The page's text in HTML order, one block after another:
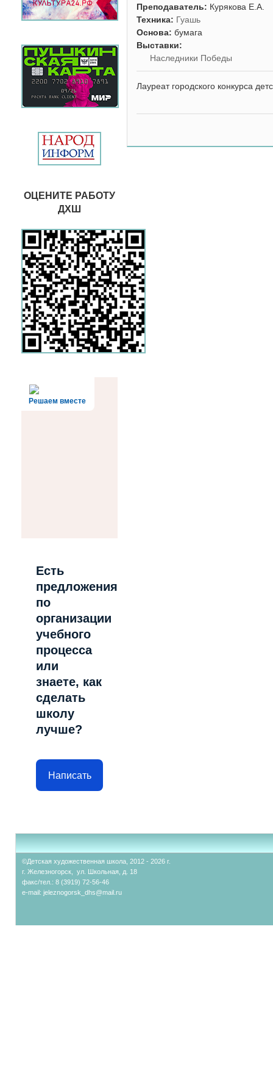
ОЦЕНИТЕ РАБОТУ
ДХШ
Решаем вместе
Есть
предложения
по
организации
учебного
процесса
или
знаете, как
сделать
школу
лучше?
Написать
Преподаватель: Курякова Е.А.
Техника: Гуашь
Основа:бумага
Выставки:
Наследники Победы
Лауреат городского конкурса
©Детская художественная школа, 2012 - 2026 г.
г. Железногорск, ул. Школьная, д. 18
факс/тел.: 8 (3919) 72-56-46
e-mail: jeleznogorsk_dhs@mail.ru